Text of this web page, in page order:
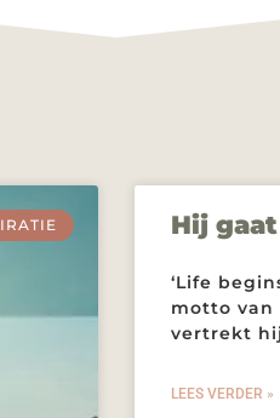
Hij
‘Life
motto van
vertrekt
LEES VERDER »